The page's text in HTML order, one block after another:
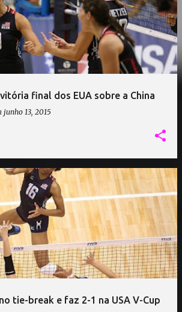
final dos EUA sobre a China
junho 13, 2015
tie-break e faz 2-1 na USA V-Cup